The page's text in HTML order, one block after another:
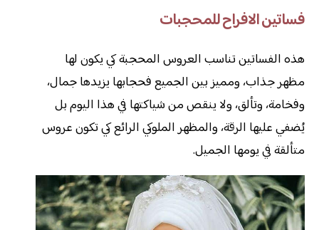
فساتين الافراح للمحجبات
هذه الفساتين تناسب العروس المحجبة كي يكون لها
مظهر جذاب، ومميز بين الجميع فحجابها يزيدها جمال،
وفخامة، وتألق، ولا ينقص من شياكتها في هذا اليوم بل
يُضفي عليها الرقة، والمظهر الملوكي الرائع كي تكون عروس
متألقة في يومها الجميل.